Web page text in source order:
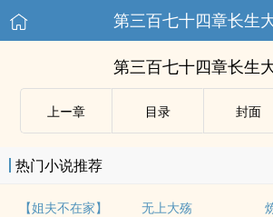
第三百七十四章长生
第三百七十四章长生
上ー章 目录 封面
热门小说推荐
【姐夫不在家】 无上大殇